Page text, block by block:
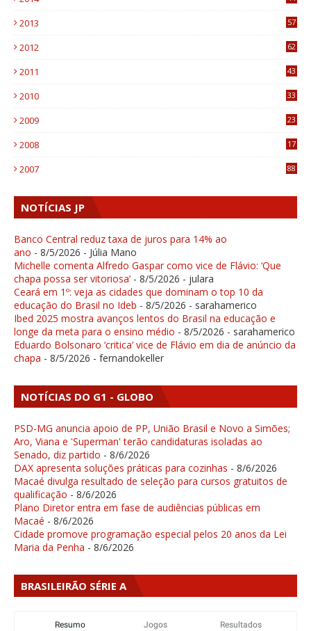
2013
57
2012
62
2011
43
2010
33
2009
23
2008
17
2007 88
NOTÍCIAS JP
Banco Central reduz taxa de juros para 14% ao
ano - 8/5/2026 - Júlia Mano
Michelle comenta Alfredo Gaspar como vice de Flávio: ‘Que
chapa possa ser vitoriosa’ - 8/5/2026 - julara
Ceará em 1º: veja as cidades que dominam o top 10 da
educação do Brasil no Ideb - 8/5/2026 - sarahamerico
Ibed 2025 mostra avanços lentos do Brasil na educação e
longe da meta para o ensino médio - 8/5/2026 - sarahamerico
Eduardo Bolsonaro ‘critica’ vice de Flávio em dia de anúncio da
chapa - 8/5/2026 - fernandokeller
NOTÍCIAS DO G1 - GLOBO
PSD-MG anuncia apoio de PP, União Brasil e Novo a Simões;
Aro, Viana e 'Superman' terão candidaturas isoladas ao
Senado, diz partido - 8/6/2026
DAX apresenta soluções práticas para cozinhas - 8/6/2026
Macaé divulga resultado de seleção para cursos gratuitos de
qualificação - 8/6/2026
Plano Diretor entra em fase de audiências públicas em
Macaé - 8/6/2026
Cidade promove programação especial pelos 20 anos da Lei
Maria da Penha - 8/6/2026
BRASILEIRÃO SÉRIE A
Resumo Jogos Resultados